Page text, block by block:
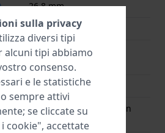
26.8 mm
13 mm
21 mm
Bronzo
Chiusura deployante con
bottoni e sicurezza
sulla privacy
diversi tipi
alcuni tipi abbiamo
consenso.
e le statistiche
sempre attivi
se cliccate su
cookie", accettate